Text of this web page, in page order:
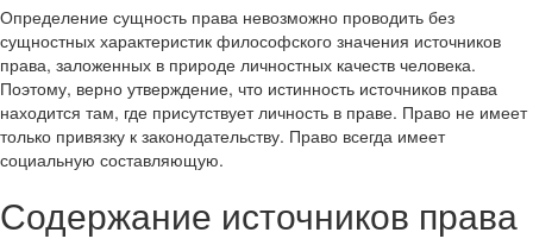
Определение сущность права невозможно проводить без
сущностных характеристик философского значения источников
права, заложенных в природе личностных качеств человека.
Поэтому, верно утверждение, что истинность источников права
находится там, где присутствует личность в праве. Право не имеет
только привязку к законодательству. Право всегда имеет
социальную составляющую.
Содержание источников права